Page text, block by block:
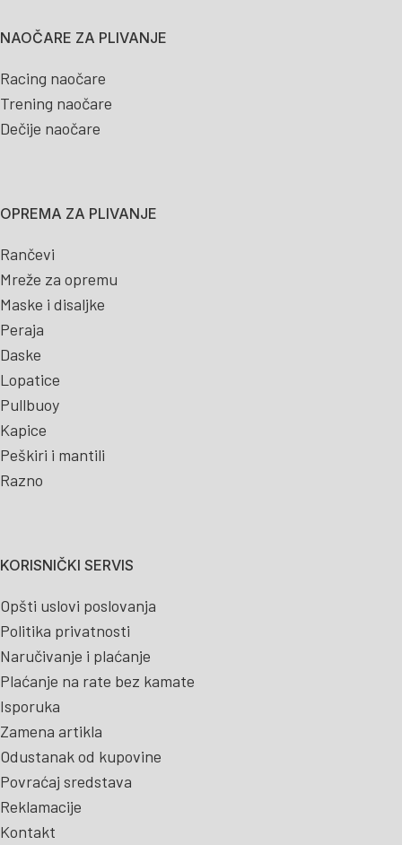
NAOČARE ZA PLIVANJE
Racing naočare
Trening naočare
Dečije naočare
OPREMA ZA PLIVANJE
Rančevi
Mreže za opremu
Maske i disaljke
Peraja
Daske
Lopatice
Pullbuoy
Kapice
Peškiri i mantili
Razno
KORISNIČKI SERVIS
Opšti uslovi poslovanja
Politika privatnosti
Naručivanje i plaćanje
Plaćanje na rate bez kamate
Isporuka
Zamena artikla
Odustanak od kupovine
Povraćaj sredstava
Reklamacije
Kontakt